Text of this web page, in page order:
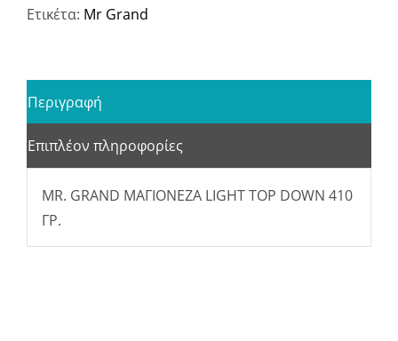
Ετικέτα: Mr Grand
Περιγραφή
Επιπλέον πληροφορίες
MR. GRAND ΜΑΓΙΟΝΕΖΑ LIGHT TOP DOWN 410
ΓΡ.